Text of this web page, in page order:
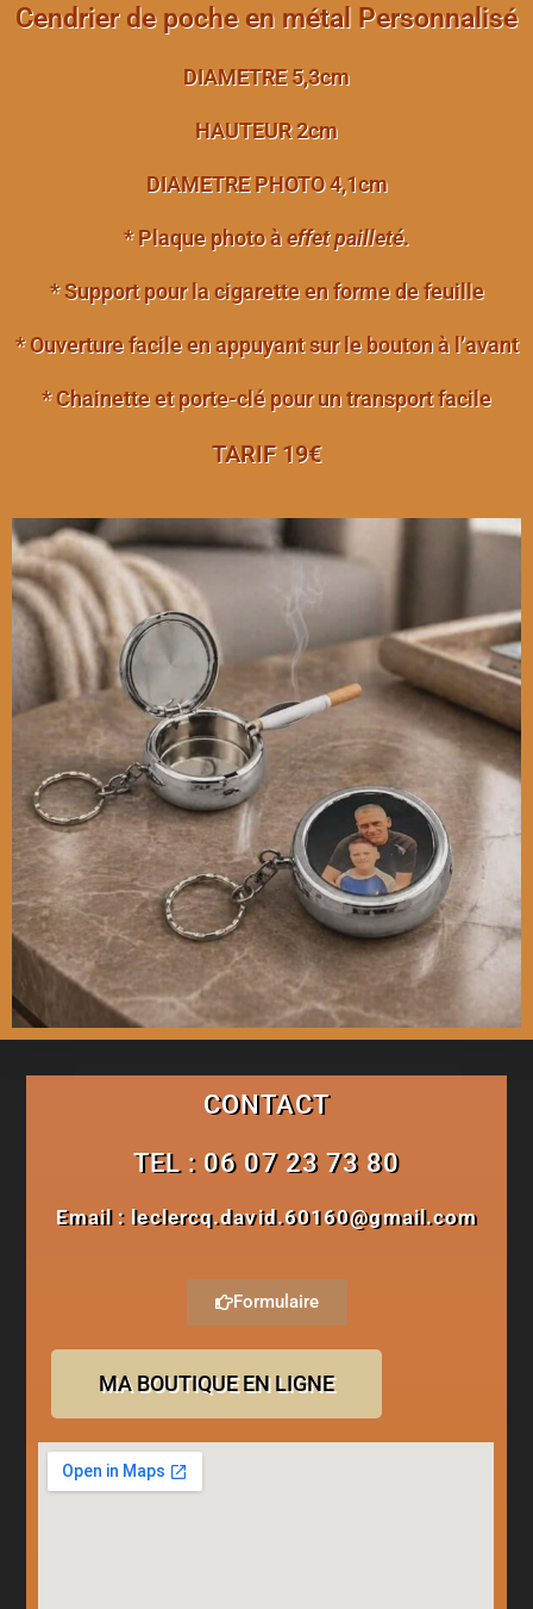
Cendrier de poche en métal Personnalisé
DIAMETRE5,3cm
HAUTEUR2cm
DIAMETRE PHOTO4,1cm
* Plaque photo àeffet pailleté.
* Support pour la cigarette en forme de feuille
* Ouverture facile en appuyant sur le bouton à l’avant
* Chainette et porte-clé pour un transport facile
TARIF 19€
CONTACT
TEL : 06 07 23 73 80
Email : leclercq.david.60160@gmail.com
Formulaire
MA BOUTIQUE EN LIGNE